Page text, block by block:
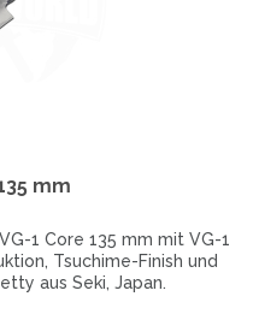
mm
1 Core 135 mm mit VG-1
Tsuchime-Finish und
aus Seki, Japan.